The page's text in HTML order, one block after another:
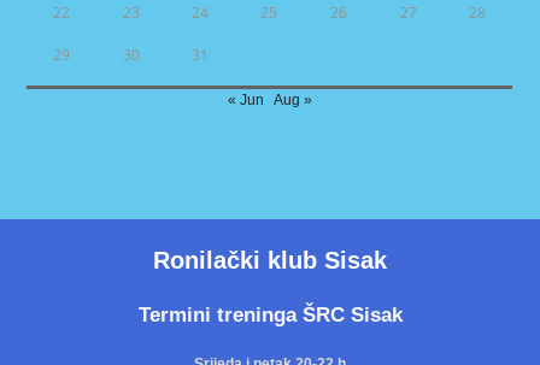
22 23 24 25 26 27 28
29 30 31
« Jun Aug »
Ronilački klub Sisak
Termini treninga ŠRC Sisak